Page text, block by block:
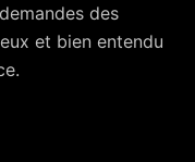
des
et bien entendu